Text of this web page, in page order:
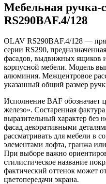
Мебельная ручка-
RS290BAF.4/128
OLAV RS290BAF.4/128 —
серии RS290,
фасадов, выдвижных ящиков
корпусной мебели. Модель
алюминия. Межцентровое
указанный общий размер
Исполнение BAF обозначает
железо». Состаренная
выразительный характер без
фасад декоративными
рассматривать для мебели в
элементами лофта, гранжа
При выборе важно
стилистическое название
фактический оттенок может
цветопередачи экрана.